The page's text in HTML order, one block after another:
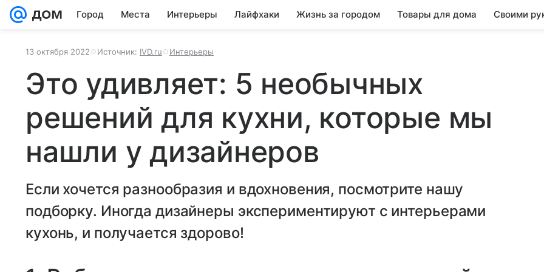
Город Места Интерьеры Лайфхаки Жизнь за городом Товары для дома Своими
13 октября 2022 Источник: IVD.ru Интерьеры
Это удивляет: 5 необычных
решений для кухни, которые мы
нашли у дизайнеров
Если хочется разнообразия и вдохновения, посмотрите нашу
подборку. Иногда дизайнеры экспериментируют с интерьерами
кухонь, и получается здорово!